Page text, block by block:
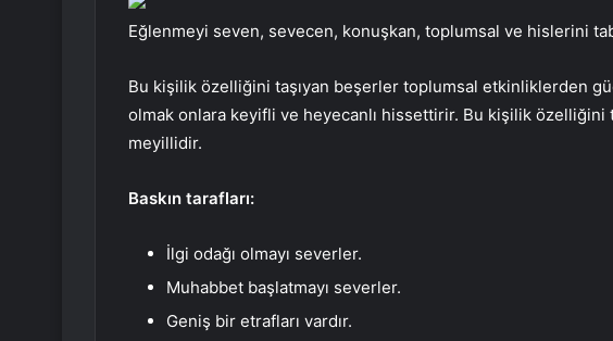
Eğlenmeyi seven, sevecen, konuşkan, toplumsal ve hislerini
Bu kişilik özelliğini taşıyan beşerler toplumsal etkinliklerden
olmak onlara keyifli ve heyecanlı hissettirir. Bu kişilik özelliğini
meyillidir.
Baskın tarafları:
İlgi odağı olmayı severler.
Muhabbet başlatmayı severler.
Geniş bir etrafları vardır.